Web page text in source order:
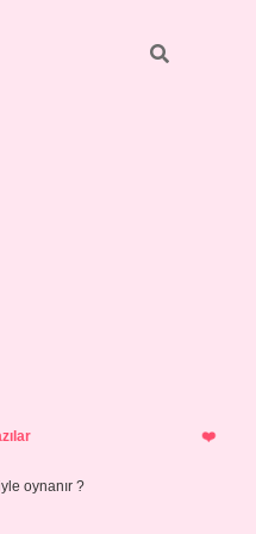
oynanır ?